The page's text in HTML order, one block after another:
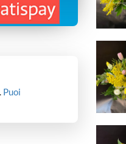
Puoi